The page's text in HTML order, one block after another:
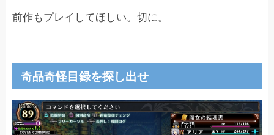
前作もプレイしてほしい。切に。
奇品奇怪目録を探し出せ